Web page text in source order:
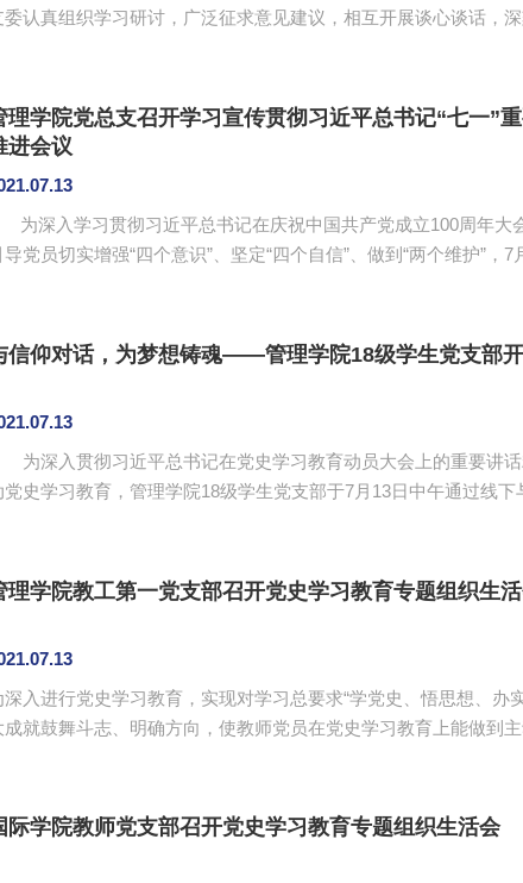
委认真组织学习研讨，广泛征求意见建议，相互开展谈心谈话，
育，结合各自工作，逐一作了个人对照检查，开展了批评与自我
理学院党总支召开学习宣传贯彻习近平总书记“七一”
进会议
深入学习贯彻习近平总书记在庆祝中国共产党成立100周年大
导党员切实增强“四个意识”、坚定“四个自信”、做到“两个维护”
好“五个一”即看一部红色电影、阅读一本红色书籍、观...
信仰对话，为梦想铸魂——管理学院18级学生党支部
深入贯彻习近平总书记在党史学习教育动员大会上的重要讲话
党史学习教育，管理学院18级学生党支部于7月13日中午通过线
有辜负中国、中国没有辜负社会主义、新时代中国特色社会主义、
理学院教工第一党支部召开党史学习教育专题组织生
深入进行党史学习教育，实现对学习总要求“学党史、悟思想、办
成就鼓舞斗志、明确方向，使教师党员在党史学习教育上能做到
重要讲话精神。 胡雷总结了习近平总书记的“七一”重要讲话的
际学院教师党支部召开党史学习教育专题组织生活会